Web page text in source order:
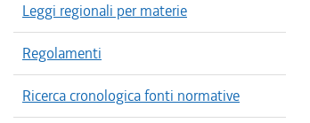
Leggi regionali per materie
Regolamenti
Ricerca cronologica fonti normative